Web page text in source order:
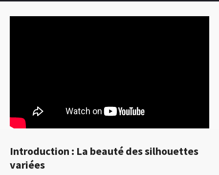
Introduction : La beauté des silhouettes
variées